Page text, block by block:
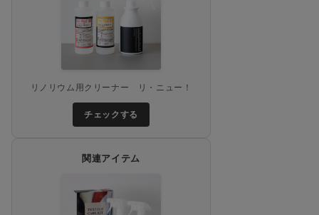
リノリウム用クリーナー リ・ニュー！
チェックする
関連アイテム